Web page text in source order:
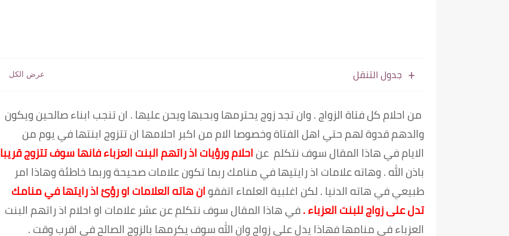
جدول التنقل
من احلام كل فتاة الزواج . وان تجد زوج يحترمها وبحبها ويحن عليها . ان تنجب ابناء صالحين ويكون
والدهم قدوة لهم حتي اهل الفتاة وخصوصا الام من اكبر احلامها ان تتزوج ابنتها في يوم من
الايام في هاذا المقال سوف نتكلم عناحلام ورؤيات اذ راتهم البنت العزباء فانها سوف تتزوج قريبا
باذن الله . وهاته علامات اذ رايتيها في منامك ربما تكون علامات صحيحة وربما خاطئة وهاذا امر
طبيعي في هاته الدنيا . لكن اغلبية العلماء اتفقوان هاته العلامات او رؤئ اذ رايتها في منامك
تدل على زواج للبنت العزباء .في هاذا المقال سوف نتكلم عن عشر علامات او احلام اذ راتهم البنت
العزباء في منامها فهاذا يدل على زواج وان الله سوف يكرمها بالزوج الصالح في اقرب وقت .